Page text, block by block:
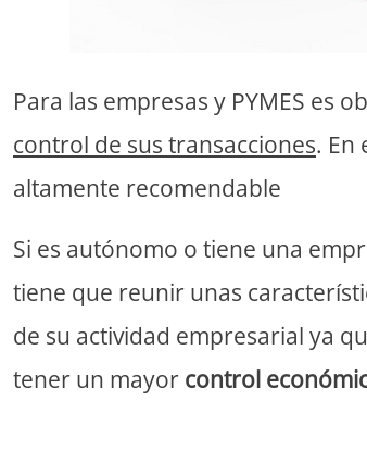
Para las empresas y PYMES es
control de sus transacciones. En
altamente recomendable
Si es autónomo o tiene una
tiene que reunir unas
de su actividad empresarial ya
tener un mayor control